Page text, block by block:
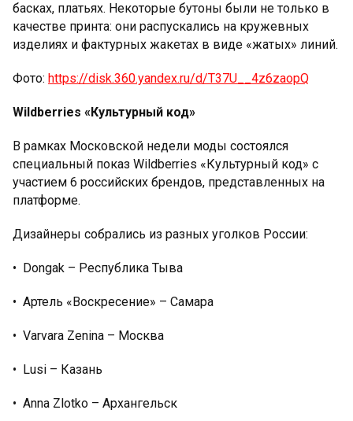
басках, платьях. Некоторые бутоны были не только в
качестве принта: они распускались на кружевных
изделиях и фактурных жакетах в виде «жатых» линий.
Фото: https://disk.360.yandex.ru/d/T37U__4z6zaopQ
Wildberries «Культурный код»
В рамках Московской недели моды состоялся
специальный показ Wildberries «Культурный код» с
участием 6 российских брендов, представленных на
платформе.
Дизайнеры собрались из разных уголков России:
•⁠ ⁠Dongak – Республика Тыва
•⁠ ⁠Артель «Воскресение» – Самара
•⁠ ⁠Varvara Zenina – Москва
•⁠ ⁠Lusi – Казань
•⁠ ⁠Anna Zlotko – Архангельск